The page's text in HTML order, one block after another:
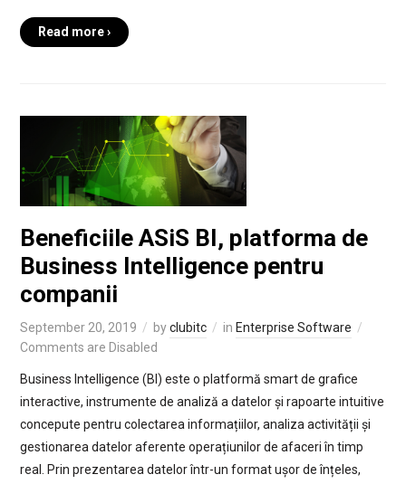
Read more ›
Beneficiile ASiS BI, platforma de
Business Intelligence pentru
companii
September 20, 2019 byclubitc in Enterprise Software
Comments are Disabled
Business Intelligence (BI) este o platformă smart de grafice
interactive, instrumente de analiză a datelor și rapoarte intuitive
concepute pentru colectarea informațiilor, analiza activității și
gestionarea datelor aferente operațiunilor de afaceri în timp
real. Prin prezentarea datelor într-un format ușor de înțeles,